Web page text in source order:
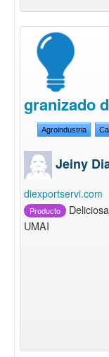
granizado
Agroindustria
Jeiny
diexportservi.com
Producto
UMAI